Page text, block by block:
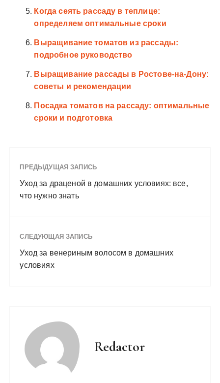
Когда сеять рассаду в теплице:
определяем оптимальные сроки
Выращивание томатов из рассады:
подробное руководство
Выращивание рассады в Ростове-на-Дону:
советы и рекомендации
Посадка томатов на рассаду: оптимальные
сроки и подготовка
ПРЕДЫДУЩАЯ ЗАПИСЬ
Уход за драценой в домашних условиях: все,
что нужно знать
СЛЕДУЮЩАЯ ЗАПИСЬ
Уход за венериным волосом в домашних
условиях
Redactor